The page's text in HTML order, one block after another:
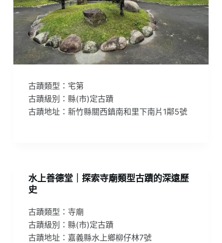
古蹟類型：宅第
古蹟級別：縣(市)定古蹟
古蹟地址：新竹縣關西鎮南和里下南片1鄰5號
水上善德堂｜探索寺廟類型古蹟的深遠歷
史
古蹟類型：寺廟
古蹟級別：縣(市)定古蹟
古蹟地址：嘉義縣水上鄉柳仔林7號